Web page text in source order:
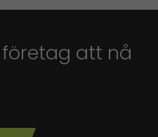
att nå